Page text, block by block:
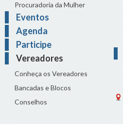
Procuradoria da Mulher
Eventos
Agenda
Participe
Vereadores
Conheça os Vereadores
Bancadas e Blocos
Conselhos